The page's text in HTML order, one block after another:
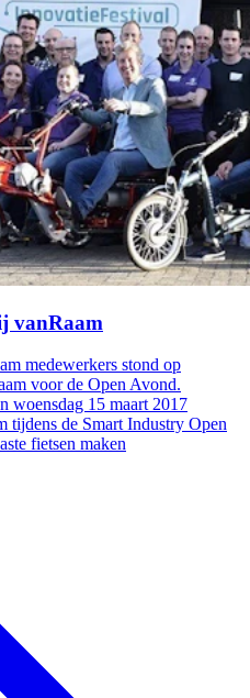
vanRaam
medewerkers stond op
voor de Open Avond.
woensdag 15 maart 2017
tijdens de Smart Industry Open
fietsen maken